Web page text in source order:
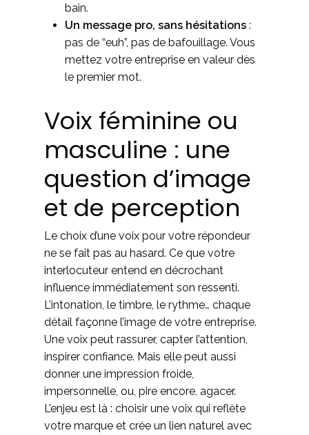
bain.
Un message pro, sans hésitations :
pas de “euh”, pas de bafouillage. Vous
mettez votre entreprise en valeur dès
le premier mot.
Voix féminine ou
masculine : une
question d’image
et de perception
Le choix d’une voix pour votre répondeur
ne se fait pas au hasard. Ce que votre
interlocuteur entend en décrochant
influence immédiatement son ressenti.
L’intonation, le timbre, le rythme… chaque
détail façonne l’image de votre entreprise.
Une voix peut rassurer, capter l’attention,
inspirer confiance. Mais elle peut aussi
donner une impression froide,
impersonnelle, ou, pire encore, agacer.
L’enjeu est là : choisir une voix qui reflète
votre marque et crée un lien naturel avec